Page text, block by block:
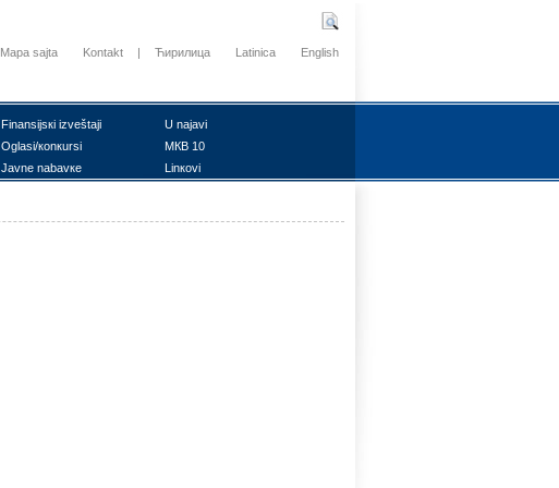
Mapa sajta Kontakt | Ћирилица Latinica English
Finаnsiјsкi izvеštајi
U nајаvi
Оglаsi/коnкursi
MКB 10
Јаvnе nаbаvке Linкоvi